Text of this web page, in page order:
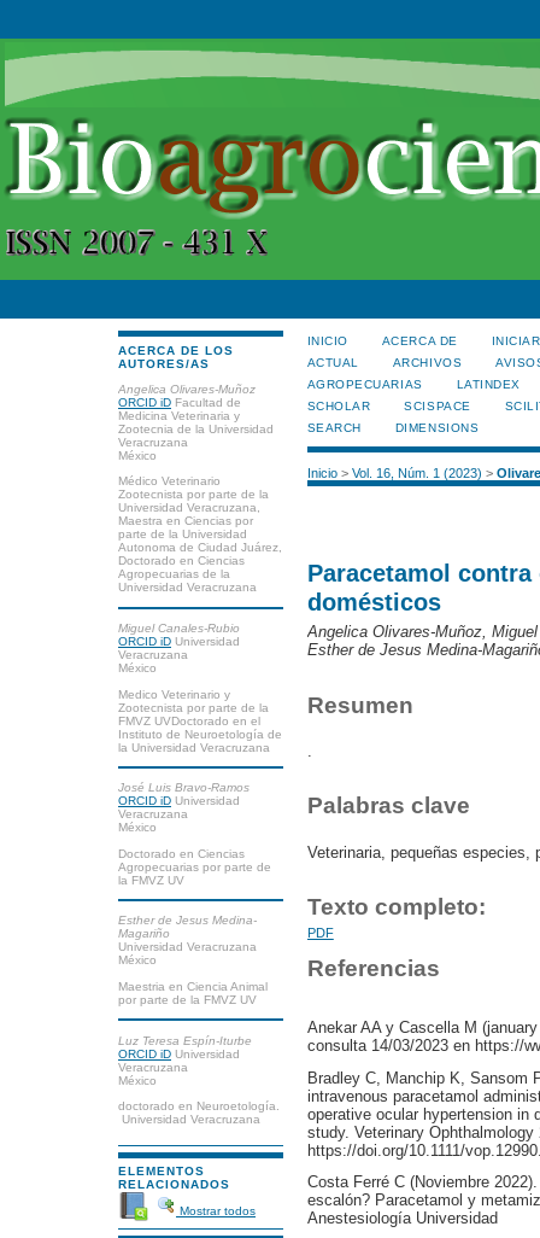
ACERCA DE LOS
AUTORES/AS
Angelica Olivares-Muñoz
ORCID iD Facultad de
Medicina Veterinaria y
Zootecnia de la Universidad
Veracruzana
México
Médico Veterinario
Zootecnista por parte de la
Universidad Veracruzana,
Maestra en Ciencias por
parte de la Universidad
Autonoma de Ciudad Juárez,
Doctorado en Ciencias
Agropecuarias de la
Universidad Veracruzana
Miguel Canales-Rubio
ORCID iD Universidad
Veracruzana
México
Medico Veterinario y
Zootecnista por parte de la
FMVZ UVDoctorado en el
Instituto de Neuroetología de
la Universidad Veracruzana
José Luis Bravo-Ramos
ORCID iD Universidad
Veracruzana
México
Doctorado en Ciencias
Agropecuarias por parte de
la FMVZ UV
Esther de Jesus Medina-
Magariño
Universidad Veracruzana
México
Maestria en Ciencia Animal
por parte de la FMVZ UV
Luz Teresa Espín-Iturbe
ORCID iD Universidad
Veracruzana
México
doctorado en Neuroetología.
Universidad Veracruzana
ELEMENTOS
RELACIONADOS
Mostrar todos
INICIO ACERCA DE
ACTUAL
ARCHIVOS
AGROPECUARIAS
LATINDEX
SCHOLAR
SCISPACE
SEARCH
DIMENSIONS
Inicio> Vol. 16, Núm. 1 (2023) >
Paracetamol
domésticos
Angelica Olivares-Muñoz,
Esther de Jesus Medina-
Resumen
Palabras clave
Veterinaria, pequeñas especies,
Texto completo:
PDF
Referencias
Anekar AA y Cascella M
consulta 14/03/2023 en https://
Bradley C, Manchip K, Sansom
intravenous paracetamol
operative ocular hypertension in
study. Veterinary Ophthalmology
https://doi.org/10.1111/
Costa Ferré C (Noviembre
escalón? Paracetamol y
Anestesiología Universidad